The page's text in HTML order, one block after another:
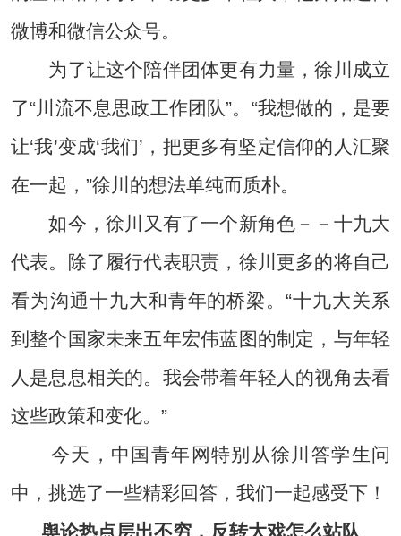
微博和微信公众号。
为了让这个陪伴团体更有力量，徐川成立
了“川流不息思政工作团队”。“我想做的，是要
让‘我’变成‘我们’，把更多有坚定信仰的人汇聚
在一起，”徐川的想法单纯而质朴。
如今，徐川又有了一个新角色－－十九大
代表。除了履行代表职责，徐川更多的将自己
看为沟通十九大和青年的桥梁。“十九大关系
到整个国家未来五年宏伟蓝图的制定，与年轻
人是息息相关的。我会带着年轻人的视角去看
这些政策和变化。”
今天，中国青年网特别从徐川答学生问
中，挑选了一些精彩回答，我们一起感受下！
舆论热点层出不穷，反转大戏怎么站队